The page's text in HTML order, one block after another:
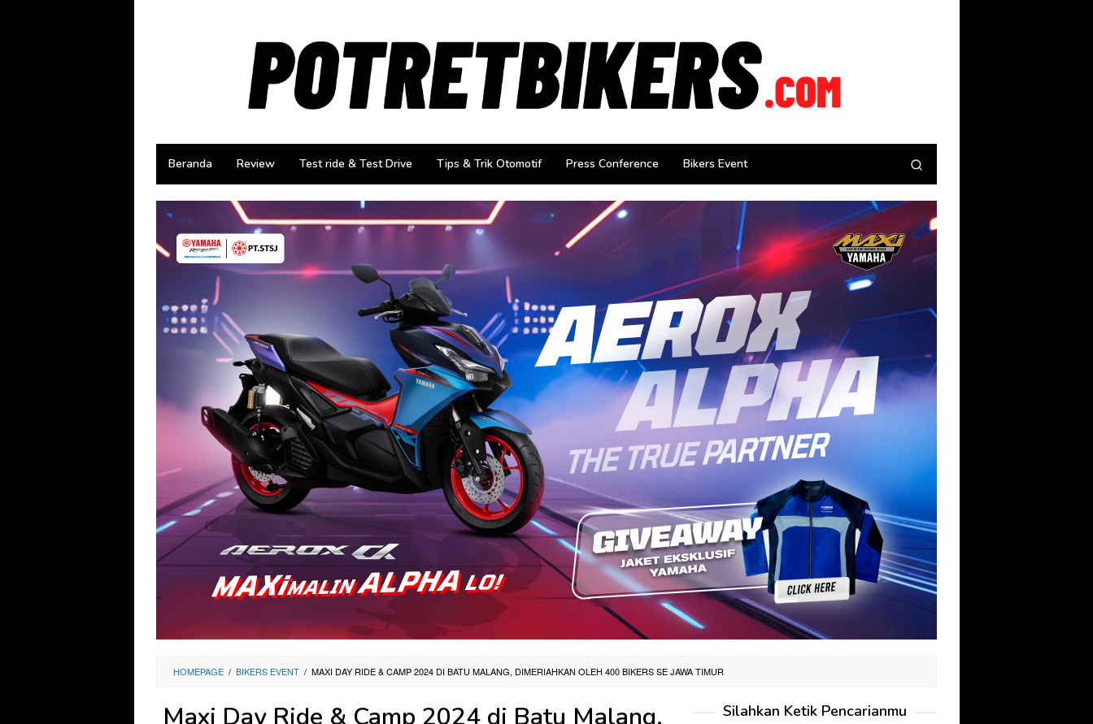
Beranda Review Test ride & Test Drive Tips & Trik Otomotif Press Conference Bikers Event
HOMEPAGE / BIKERS EVENT / MAXI DAY RIDE & CAMP 2024 DI BATU MALANG, DIMERIAHKAN OLEH 400 BIKERS SE JAWA TIMUR
Maxi Day Ride & Camp 2024 di Batu Malang,
Silahkan Ketik Pencarianmu